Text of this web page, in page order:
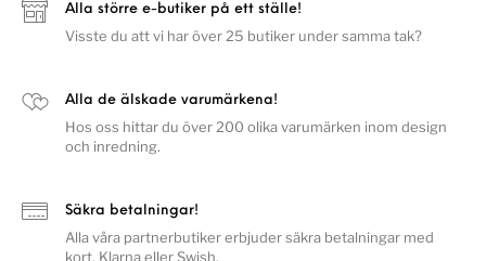
Alla större e-butiker på ett ställe!
Visste du att vi har över 25 butiker under samma tak?
Alla de älskade varumärkena!
Hos oss hittar du över 200 olika varumärken inom design
och inredning.
Säkra betalningar!
Alla våra partnerbutiker erbjuder säkra betalningar med
kort, Klarna eller Swish.